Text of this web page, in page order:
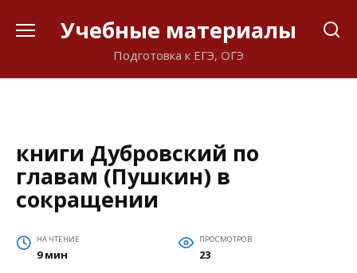
Учебные материалы
Подготовка к ЕГЭ, ОГЭ
книги Дубровский по
главам (Пушкин) в
сокращении
НА ЧТЕНИЕ
9 мин
ПРОСМОТРОВ
23